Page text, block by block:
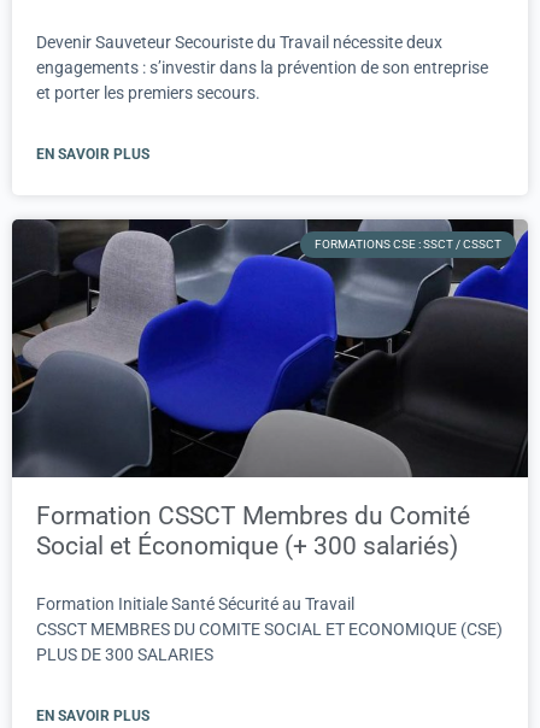
Devenir Sauveteur Secouriste du Travail nécessite deux
engagements : s’investir dans la prévention de son entreprise
et porter les premiers secours.
EN SAVOIR PLUS
FORMATIONS CSE : SSCT / CSSCT
Formation CSSCT Membres du Comité
Social et Économique (+ 300 salariés)
Formation Initiale Santé Sécurité au Travail
CSSCT MEMBRES DU COMITE SOCIAL ET ECONOMIQUE (CSE)
PLUS DE 300 SALARIES
EN SAVOIR PLUS